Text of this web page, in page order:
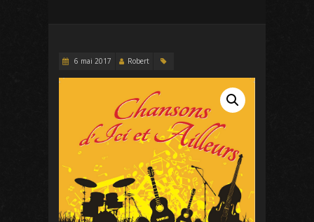
6 mai 2017 Robert